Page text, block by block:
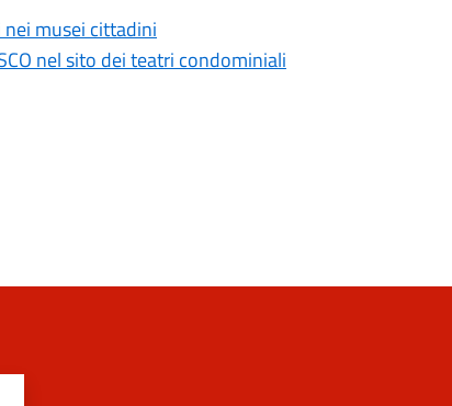
musei cittadini
nel sito dei teatri condominiali